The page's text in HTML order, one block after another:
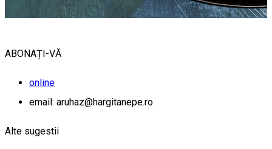
ABONAȚI-VĂ
online
email: aruhaz@hargitanepe.ro
Alte sugestii